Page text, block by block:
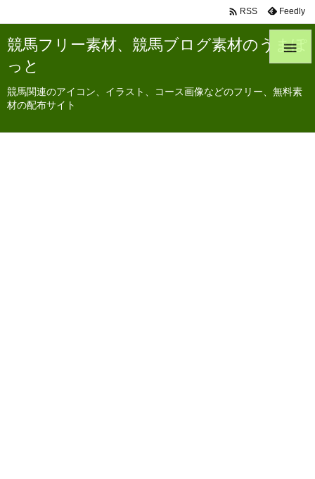
競馬フリー素材、競馬ブログ素材のうまぽ
っと
競馬関連のアイコン、イラスト、コース画像などのフリー、無料素
材の配布サイト

 RSS Feedly